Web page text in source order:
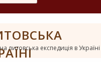
литовська експедиція в Україні